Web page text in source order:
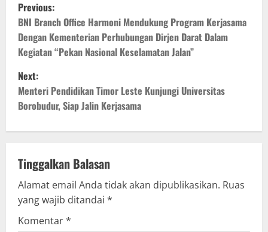
o
s
t
n
a
v
i
g
Previous:
BNI Branch Office Harmoni Mendukung Program Kerjasama
Dengan Kementerian Perhubungan Dirjen Darat Dalam
Kegiatan “Pekan Nasional Keselamatan Jalan”
Next:
Menteri Pendidikan Timor Leste Kunjungi Universitas
Borobudur, Siap Jalin Kerjasama
Tinggalkan Balasan
Alamat email Anda tidak akan dipublikasikan. Ruas
yang wajib ditandai *
Komentar*